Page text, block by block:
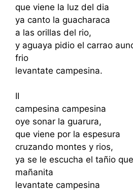
que viene la luz del dia
ya canto la guacharaca
a las orillas del rio,
y aguaya pidio el carrao
frio
levantate campesina.
II
campesina campesina
oye sonar la guarura,
que viene por la espesura
cruzando montes y rios,
ya se le escucha el tañio
mañanita
levantate campesina